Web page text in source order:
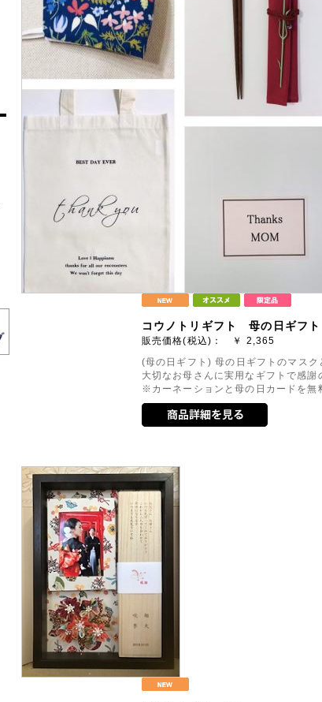
コウノトリギフト 母の日ギフト
販売価格(税込)： ￥ 2,365
(母の日ギフト) 母の日ギフトのマスク
大切なお母さんに実用なギフトで感謝
※カーネーションと母の日カードを無